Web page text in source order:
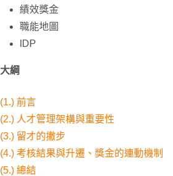
績效獎金
職能地圖
IDP
大綱
(1.) 前言
(2.) 人才管理架構與重要性
(3.) 留才的撇步
(4.) 考核結果與升遷、獎金的連動機制
(5.) 總結